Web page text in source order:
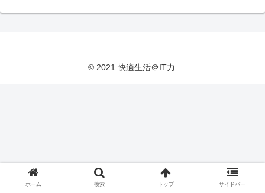
© 2021 快適生活＠IT力.
ホーム 検索 トップ サイドバー